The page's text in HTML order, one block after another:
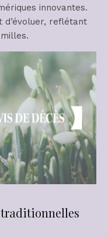
innovantes.
d’évoluer, reflétant